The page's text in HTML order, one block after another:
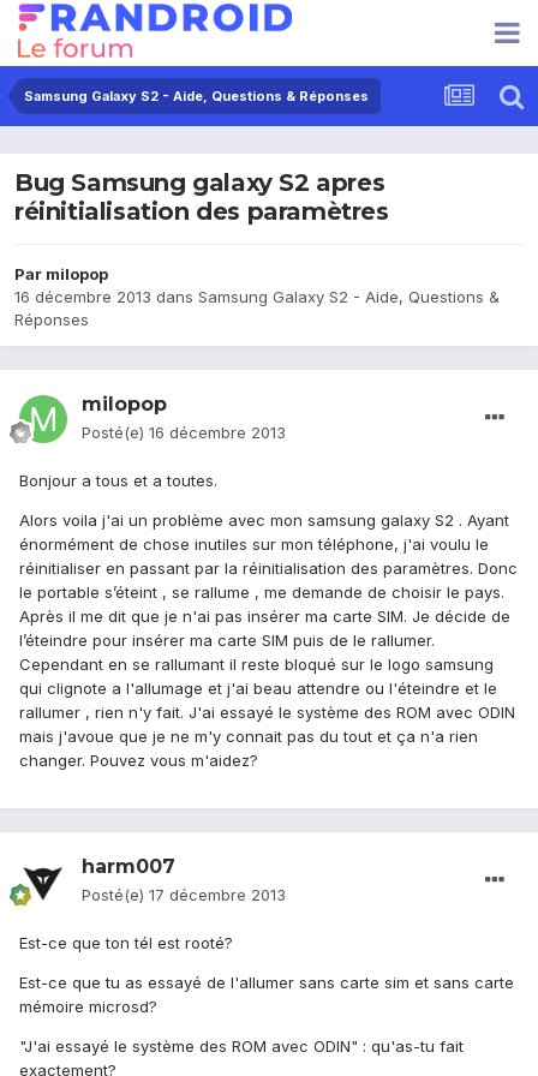
Samsung Galaxy S2 - Aide, Questions & Réponses
Bug Samsung galaxy S2 apres
réinitialisation des paramètres
Par milopop
16 décembre 2013 dans Samsung Galaxy S2 - Aide, Questions &
Réponses
milopop
Posté(e) 16 décembre 2013
Bonjour a tous et a toutes.
Alors voila j'ai un problème avec mon samsung galaxy S2 . Ayant
énormément de chose inutiles sur mon téléphone, j'ai voulu le
réinitialiser en passant par la réinitialisation des paramètres. Donc
le portable s’éteint , se rallume , me demande de choisir le pays.
Après il me dit que je n'ai pas insérer ma carte SIM. Je décide de
l’éteindre pour insérer ma carte SIM puis de le rallumer.
Cependant en se rallumant il reste bloqué sur le logo samsung
qui clignote a l'allumage et j'ai beau attendre ou l'éteindre et le
rallumer , rien n'y fait. J'ai essayé le système des ROM avec ODIN
mais j'avoue que je ne m'y connait pas du tout et ça n'a rien
changer. Pouvez vous m'aidez?
harm007
Posté(e) 17 décembre 2013
Est-ce que ton tél est rooté?
Est-ce que tu as essayé de l'allumer sans carte sim et sans carte
mémoire microsd?
"J'ai essayé le système des ROM avec ODIN" : qu'as-tu fait
exactement?